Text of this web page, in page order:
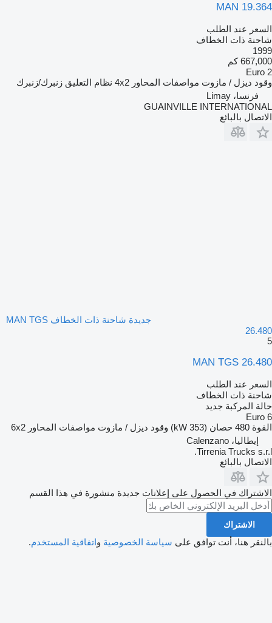
MAN 19.364
السعر عند الطلب
شاحنة ذات الخطاف
1999
667,000 كم
Euro 2
وقود ديزل / مازوت مواصفات المحاور 4x2 نظام التعليق زنبرك/زنبرك
فرنسا، Limay
GUAINVILLE INTERNATIONAL
الاتصال بالبائع
جديدة شاحنة ذات الخطاف MAN TGS
26.480
5
MAN TGS 26.480
السعر عند الطلب
شاحنة ذات الخطاف
حالة المركبة جديد
Euro 6
القوة 480 حصان (353 kW) وقود ديزل / مازوت مواصفات المحاور 6x2
إيطاليا، Calenzano
Tirrenia Trucks s.r.l.
الاتصال بالبائع
الاشتراك في الحصول على إعلانات جديدة منشورة في هذا القسم
الاشتراك
بالنقر هنا، أنت توافق على سياسة الخصوصية واتفاقية المستخدم.